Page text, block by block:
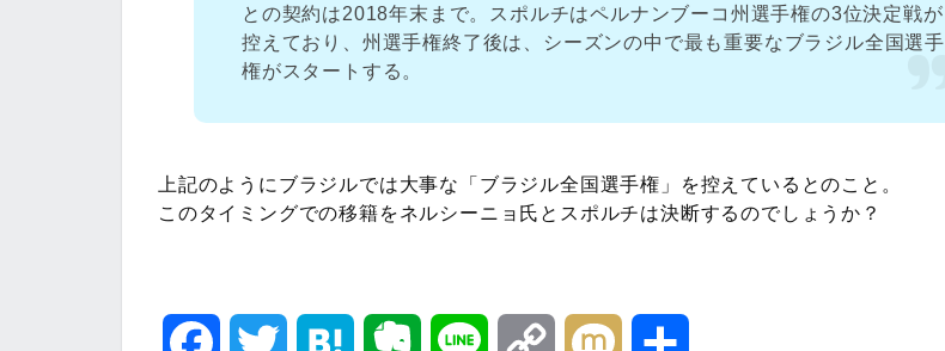
との契約は2018年末まで。スポルチはペルナンブーコ州選手権の3位決定戦が
控えており、州選手権終了後は、シーズンの中で最も重要なブラジル全国選手
権がスタートする。
上記のようにブラジルでは大事な「ブラジル全国選手権」を控えているとのこと。
このタイミングでの移籍をネルシーニョ氏とスポルチは決断するのでしょうか？